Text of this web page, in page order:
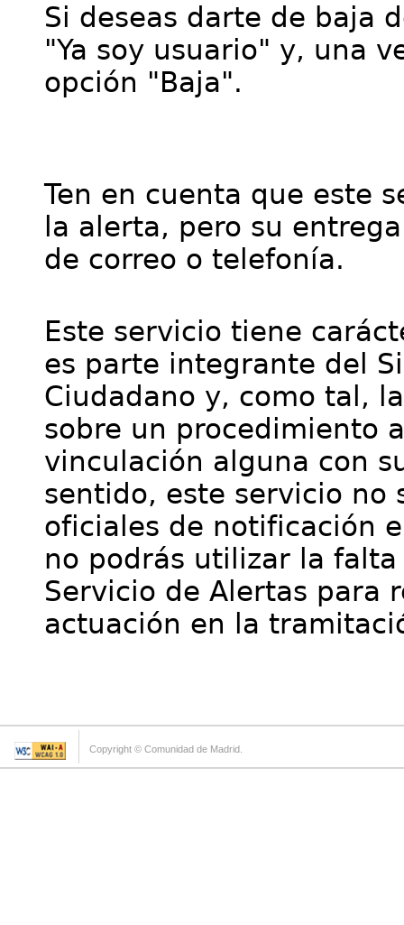
Si deseas darte de baja
"Ya soy usuario" y, una
opción "Baja".
Ten en cuenta que este
la alerta, pero su
de correo o telefonía.
Este servicio tiene
es parte integrante del
Ciudadano y, como tal,
sobre un procedimiento
vinculación alguna con
sentido, este servicio no
oficiales de notificación
no podrás utilizar la
Servicio de Alertas para
actuación en la
Copyright © Comunidad de Madrid.